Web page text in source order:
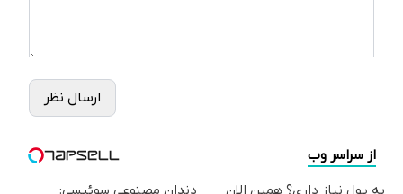
ارسال نظر
از سراسر وب
به پول نیاز داری؟ همین الان
دندان مصنوعی سوئیسی: